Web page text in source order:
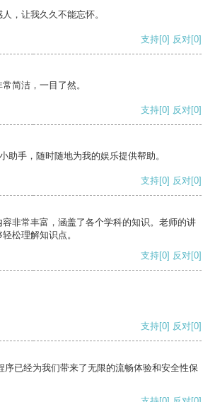
，让我久久不能忘怀。
支持[0] 反对[0]
简洁，一目了然。
支持[0] 反对[0]
助手，随时随地为我的娱乐提供帮助。
支持[0] 反对[0]
非常丰富，涵盖了各个学科的知识。老师的讲
松理解知识点。
支持[0] 反对[0]
支持[0] 反对[0]
序已经为我们带来了无限的流畅体验和安全性保